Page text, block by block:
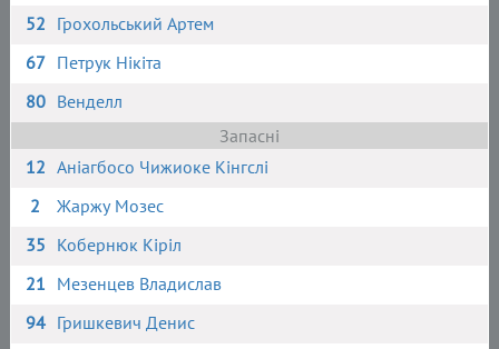
52 Грохольський Артем
67 Петрук Нікіта
80 Венделл
Запасні
12 Аніагбосо Чижиоке Кінгслі
2
Жаржу Мозес
35 Кобернюк Кіріл
21 Мезенцев Владислав
94 Гришкевич Денис